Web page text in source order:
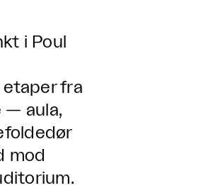
i Poul
etaper fra
— aula,
mod